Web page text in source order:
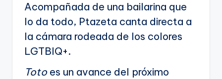
Acompañada de una bailarina que
lo da todo, Ptazeta canta directa a
la cámara rodeada de los colores
LGTBIQ+.
Totoes un avance del próximo